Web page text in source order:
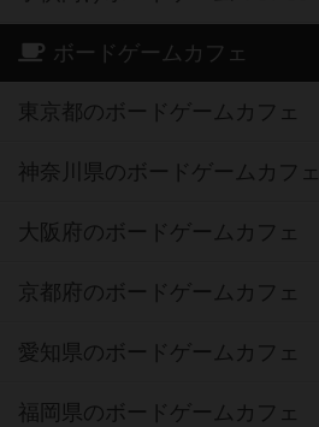
ボードゲームカフェ
東京都のボードゲームカフェ
神奈川県のボードゲームカフェ
大阪府のボードゲームカフェ
京都府のボードゲームカフェ
愛知県のボードゲームカフェ
福岡県のボードゲームカフェ